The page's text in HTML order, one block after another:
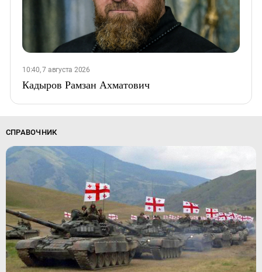
10:40, 7 августа 2026
Кадыров Рамзан Ахматович
СПРАВОЧНИК